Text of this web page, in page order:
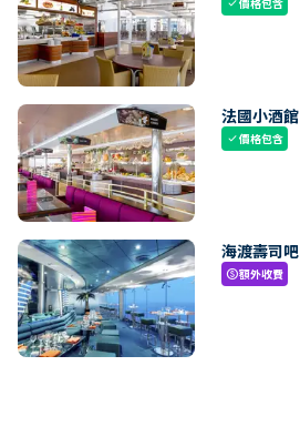
check
法國小酒館
check價格包含
海渡壽司吧
paid額外收費